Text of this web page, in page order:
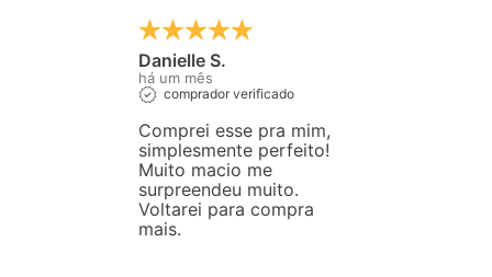
Danielle S.
há um mês
comprador verificado
Comprei esse pra mim,
simplesmente perfeito!
Muito macio me
surpreendeu muito.
Voltarei para compra
mais.